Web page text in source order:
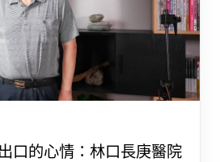
口的心情：林口長庚醫院